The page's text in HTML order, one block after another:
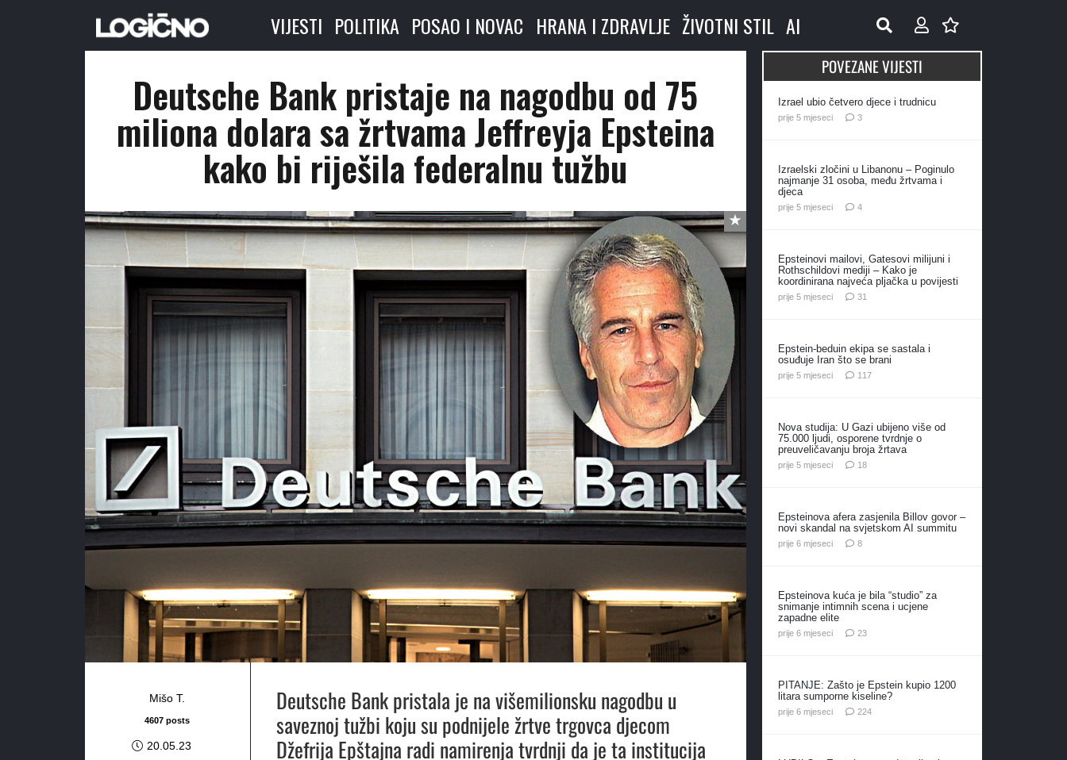
VIJESTI POLITIKA POSAO I NOVAC HRANA I ZDRAVLJE ŽIVOTNI STIL AI
Deutsche Bank pristaje na nagodbu od 75
miliona dolara sa žrtvama Jeffreyja Epsteina
kako bi riješila federalnu tužbu
Mišo T.
4607 posts
20.05.23
Deutsche Bank pristala je na višemilionsku nagodbu u
saveznoj tužbi koju su podnijele žrtve trgovca djecom
Džefrija Epštajna radi namirenja tvrdnji da je ta institucija
POVEZANE VIJESTI
Izrael ubio četvero djece i trudnicu
prije 5 mjeseci 3komentara
Izraelski zločini u Libanonu – Poginulo
najmanje 31 osoba, među žrtvama i
djeca
prije 5 mjeseci 4komentara
Epsteinovi mailovi, Gatesovi milijuni i
Rothschildovi mediji – Kako je
koordinirana najveća pljačka u povijesti
prije 5 mjeseci 31
Epstein-beduin ekipa se sastala i
osuđuje Iran što se brani
prije 5 mjeseci 117komentara
Nova studija: U Gazi ubijeno više od
75.000 ljudi, osporene tvrdnje o
preuveličavanju broja žrtava
prije 5 mjeseci 18komentara
Epsteinova afera zasjenila Billov govor –
novi skandal na svjetskom AI summitu
prije 6 mjeseci 8komentara
Epsteinova kuća je bila “studio” za
snimanje intimnih scena i ucjene
zapadne elite
prije 6 mjeseci 23komentara
PITANJE: Zašto je Epstein kupio 1200
litara sumporne kiseline?
prije 6 mjeseci 224komentara